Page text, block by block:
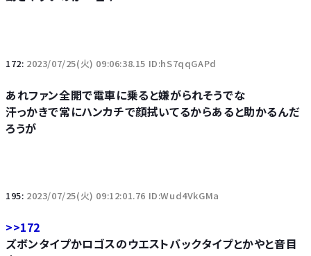
172: 2023/07/25(火) 09:06:38.15 ID:hS7qqGAPd
あれファン全開で電車に乗ると嫌がられそうでな
汗っかきで常にハンカチで顔拭いてるからあると助かるんだ
ろうが
195: 2023/07/25(火) 09:12:01.76 ID:Wud4VkGMa
>>172
ズボンタイプかロゴスのウエストバックタイプとかやと音目